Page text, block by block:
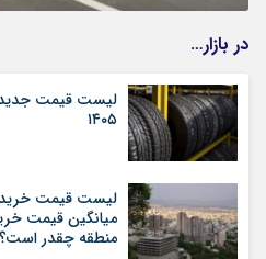
در بازار…
لیست قیمت جدید
۱۴۰۵
میانگین قیمت
منطقه چقدر